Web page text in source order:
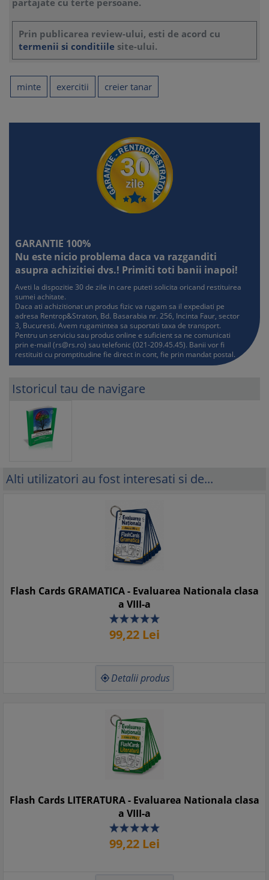
partajate cu terte persoane.
Prin publicarea review-ului, esti de acord cu
termenii si conditiile site-ului.
minte exercitii creier tanar
GARANTIE 100%
Nu este nicio problema daca va razganditi
asupra achizitiei dvs.! Primiti toti banii inapoi!
Aveti la dispozitie 30 de zile in care puteti solicita oricand restituirea
sumei achitate.
Daca ati achizitionat un produs fizic va rugam sa il expediati pe
adresa Rentrop&Straton, Bd. Basarabia nr. 256, Incinta Faur, sector
3, Bucuresti. Avem rugamintea sa suportati taxa de transport.
Pentru un serviciu sau produs online e suficient sa ne comunicati
prin e-mail (rs@rs.ro) sau telefonic (021-209.45.45). Banii vor fi
restituiti cu promptitudine fie direct in cont, fie prin mandat postal.
Istoricul tau de navigare
Alti utilizatori au fost interesati si de...
Flash Cards GRAMATICA - Evaluarea Nationala clasa
a VIII-a
99,22 Lei
 Detalii produs
Flash Cards LITERATURA - Evaluarea Nationala clasa
a VIII-a
99,22 Lei